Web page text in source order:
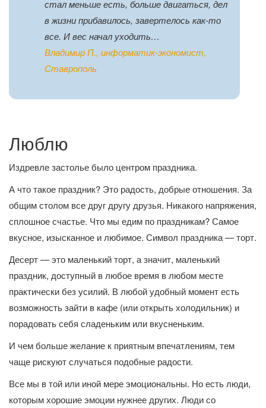
стал меньше есть, больше двигаться, дел
в жизни прибавилось, завертелось как-то
все. И вес начал уходить…
Владимир П., информатик-экономист,
Ставрополь
Люблю
Издревле застолье было центром праздника.
А что такое праздник? Это радость, добрые отношения. За
общим столом все друг другу друзья. Никакого напряжения,
сплошное счастье. Что мы едим по праздникам? Самое
вкусное, изысканное и любимое. Символ праздника — торт.
Десерт — это маленький торт, а значит, маленький
праздник, доступный в любое время в любом месте
практически без усилий. В любой удобный момент есть
возможность зайти в кафе (или открыть холодильник) и
порадовать себя сладеньким или вкусненьким.
И чем больше желание к приятным впечатлениям, тем
чаще рискуют случаться подобные радости.
Все мы в той или иной мере эмоциональны. Но есть люди,
которым хорошие эмоции нужнее других. Люди со